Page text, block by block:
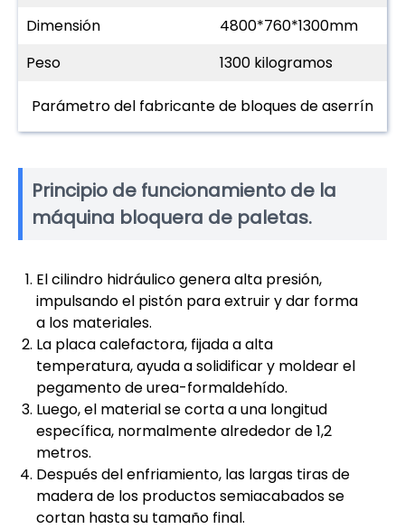
Dimensión
4800*760*1300mm
Peso
1300 kilogramos
Parámetro del fabricante de bloques de aserrín
Principio de funcionamiento de la
máquina bloquera de paletas.
El cilindro hidráulico genera alta presión,
impulsando el pistón para extruir y dar forma
a los materiales.
La placa calefactora, fijada a alta
temperatura, ayuda a solidificar y moldear el
pegamento de urea-formaldehído.
Luego, el material se corta a una longitud
específica, normalmente alrededor de 1,2
metros.
Después del enfriamiento, las largas tiras de
madera de los productos semiacabados se
cortan hasta su tamaño final.